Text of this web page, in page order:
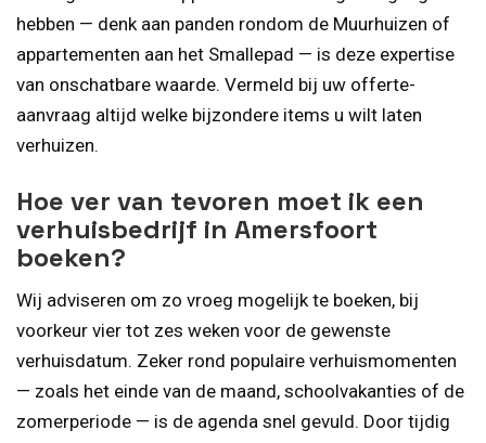
hebben — denk aan panden rondom de Muurhuizen of
appartementen aan het Smallepad — is deze expertise
van onschatbare waarde. Vermeld bij uw offerte-
aanvraag altijd welke bijzondere items u wilt laten
verhuizen.
Hoe ver van tevoren moet ik een
verhuisbedrijf in Amersfoort
boeken?
Wij adviseren om zo vroeg mogelijk te boeken, bij
voorkeur vier tot zes weken voor de gewenste
verhuisdatum. Zeker rond populaire verhuismomenten
— zoals het einde van de maand, schoolvakanties of de
zomerperiode — is de agenda snel gevuld. Door tijdig